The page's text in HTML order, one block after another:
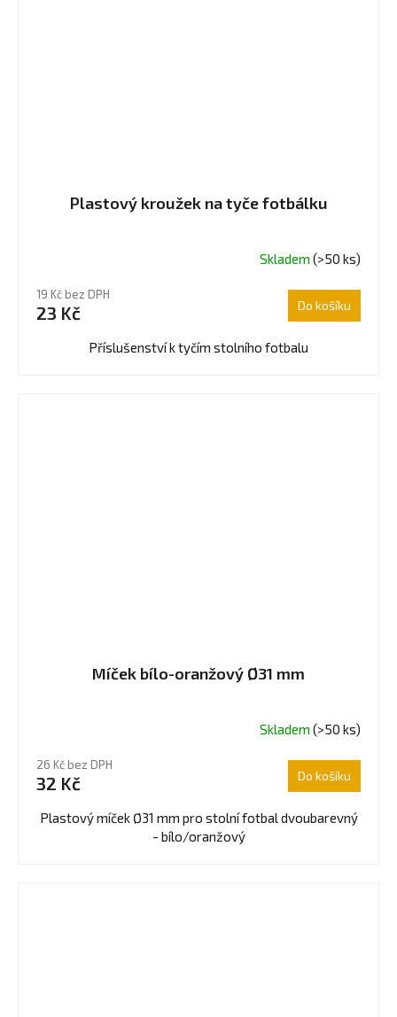
Plastový kroužek na tyče fotbálku
produktu
je
Skladem(>50 ks)
19 Kč bez DPH
23 Kč Do košíku
Příslušenství k tyčím stolního fotbalu
Míček bílo-oranžový Ø31 mm
Skladem (>50 ks)
26 Kč bez DPH
32 Kč Do košíku
Plastový míček Ø31 mm pro stolní fotbal dvoubarevný
- bílo/oranžový